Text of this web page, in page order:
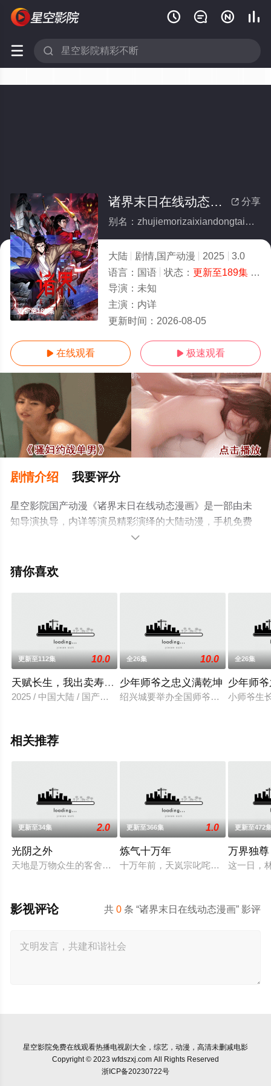
   
 
更新至189集
 分享
诸界末日在线动态漫画
别名：zhujiemorizaixiandongtaimanhua
大陆 剧情,国产动漫 2025
3.0
语言： 国语 状态： 更新至189集- 免费在线观看
导演： 未知
主演： 内详
更新时间： 2026-08-05
 在线观看  极速观看
剧情介绍 我要评分
星空影院国产动漫《诸界末日在线动态漫画》是一部由未
知导演执导，内详等演员精彩演绎的大陆动漫，手机免费
在线观看高清无删减完整版动漫全集就上星空电影网，更
解。

猜你喜欢
更新至112集 10.0
天赋长生，我出卖寿命成神
2025 / 中国大陆 / 国产动漫
全26集 10.0
少年师爷之忠义满乾坤
绍兴城要举办全国师爷大选拔少年组
全26集
少年师
小师爷生
相关推荐
更新至34集 2.0
光阴之外
天地是万物众生的客舍，光阴是古往今来的过客。苍天残面张开
更新至366集 1.0
炼气十万年
十万年前，天岚宗叱咤修真界，宗内
更新至472
万界独尊
这一日，
共0 条 “诸界末日在线动态漫画” 影评
影视评论
星空影院免费在线观看热播电视剧大全，综艺，动漫，高清未删减电影
Copyright © 2023 wfdszxj.com All Rights Reserved
浙ICP备20230722号